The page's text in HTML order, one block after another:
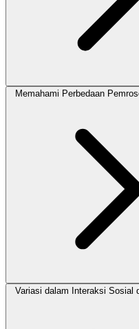
Memahami Perbedaan
Variasi dalam Interaksi Sosial